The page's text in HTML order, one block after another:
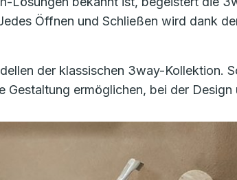
Öffnen und Schließen wird dank
der klassischen 3way-Kollektion.
ermöglichen, bei der